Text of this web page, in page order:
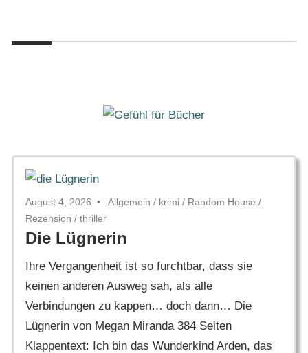
springen
Gefühl
für
August 4, 2026 Allgemein / krimi / Random House /
Rezension / thriller
Die Lügnerin
Ihre Vergangenheit ist so furchtbar, dass sie
keinen anderen Ausweg sah, als alle
Verbindungen zu kappen… doch dann… Die
Lügnerin von Megan Miranda 384 Seiten
Klappentext: Ich bin das Wunderkind Arden, das